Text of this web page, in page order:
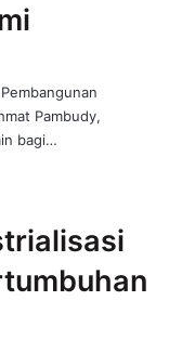
Pambudy,
bagi…